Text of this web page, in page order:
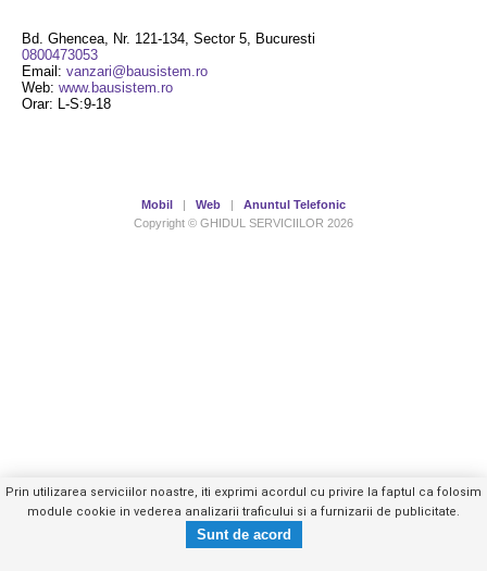
Bd. Ghencea, Nr. 121-134, Sector 5, Bucuresti
0800473053
Email: vanzari@bausistem.ro
Web: www.bausistem.ro
Orar: L-S:9-18
Trimite mesaj privat
Mobil Web
Anuntul Telefonic
Copyright © GHIDUL SERVICIILOR 2026
Prin utilizarea serviciilor noastre, iti exprimi acordul cu privire la faptul ca folosim
module cookie in vederea analizarii traficului si a furnizarii de publicitate.